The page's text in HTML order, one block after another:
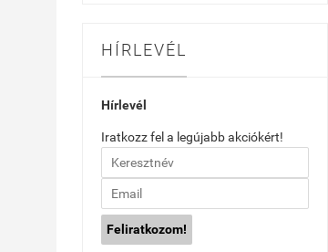
HÍRLEVÉL
Hírlevél
Iratkozz fel a legújabb akciókért!
Feliratkozom!